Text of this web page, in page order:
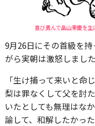
喜び勇んで畠山重慶を生
9月26日にその首級を
がら実朝は激怒しました
「生け捕って来いと命
梨は罪なくして父を討
いたとしても無理はな
諭して、和解したかっ